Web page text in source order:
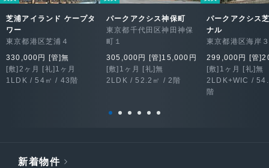
芝浦アイランド ケープタ
ワー
東京都港区芝浦４
330,000円 [管]無
[敷]2ヶ月 [礼]1ヶ月
1LDK / 54㎡ / 43階
パークアクシス神保町
東京都千代田区神田神保
町１
305,000円 [管]15,000円
[敷]1ヶ月 [礼]無
2LDK / 52.2㎡ / 2階
パークアクシス
ナル
東京都港区海岸
299,000円 [管
[敷]1ヶ月 [礼]無
2LDK+WIC /
階
新着物件